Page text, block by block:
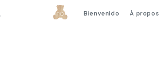
Bienvenido À propos